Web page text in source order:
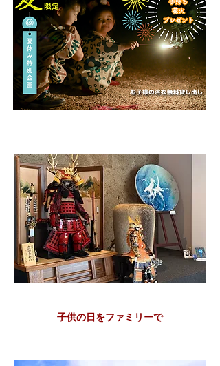
​子供の日をファミリーで